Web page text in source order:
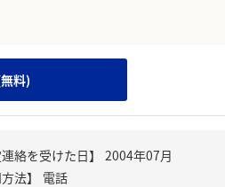
料)
連絡を受けた日】
2004年07月
法】
電話